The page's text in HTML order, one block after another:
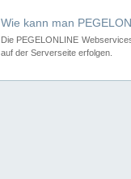
Wie kann man
Die PEGELONLINE
auf der Serverseite erfolgen.